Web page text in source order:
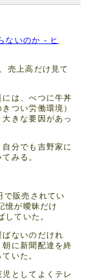
ないのか - ヒ
売上高だけ見て
は、べつに牛丼
つい労働環境）
きな要因があっ
分でも吉野家に
みる。
で販売されてい
憶が曖昧だけ
ていた。
ないのだけれ
に新聞配達を終
いた。
としてよくテレ